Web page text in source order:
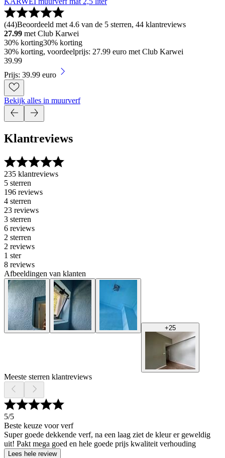
(44)Beoordeeld met 4.6 van de 5 sterren, 44 klantreviews
27.99 met Club Karwei
30% korting30% korting
30% korting, voordeelprijs: 27.99 euro met Club Karwei
39.99
Prijs: 39.99 euro
Bekijk alles in muurverf
Klantreviews
235 klantreviews
5 sterren
196 reviews
4 sterren
23 reviews
3 sterren
6 reviews
2 sterren
2 reviews
1 ster
8 reviews
Afbeeldingen van klanten
+25
Meeste sterren klantreviews
5/5
Beste keuze voor verf
Super goede dekkende verf, na een laag ziet de kleur er geweldig
uit! Pakt mega goed en hele goede prijs kwaliteit verhouding
Lees hele review